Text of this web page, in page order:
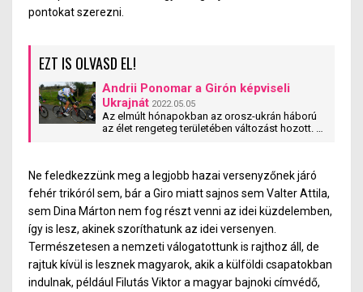
pontokat szerezni.
EZT IS OLVASD EL!
Andrii Ponomar a Girón képviseli
Ukrajnát 2022.05.05
Az elmúlt hónapokban az orosz-ukrán háború
az élet rengeteg területében változást hozott. A
Ponomar viszont ott lesz az idei Giron, és
küzdeni fog az országáért.
Ne feledkezzünk meg a legjobb hazai versenyzőnek járó
fehér trikóról sem, bár a Giro miatt sajnos sem Valter Attila,
sem Dina Márton nem fog részt venni az idei küzdelemben,
így is lesz, akinek szoríthatunk az idei versenyen.
Természetesen a nemzeti válogatottunk is rajthoz áll, de
rajtuk kívül is lesznek magyarok, akik a külföldi csapatokban
indulnak, például Filutás Viktor a magyar bajnoki címvédő,